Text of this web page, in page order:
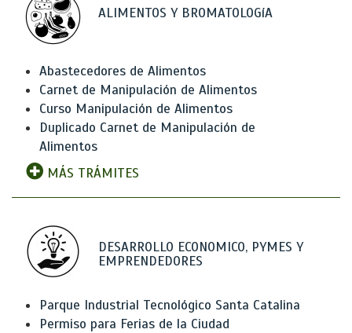
ALIMENTOS Y BROMATOLOGíA
Abastecedores de Alimentos
Carnet de Manipulación de Alimentos
Curso Manipulación de Alimentos
Duplicado Carnet de Manipulación de
Alimentos
MÁS TRÁMITES
DESARROLLO ECONOMICO, PYMES Y
EMPRENDEDORES
Parque Industrial Tecnológico Santa Catalina
Permiso para Ferias de la Ciudad